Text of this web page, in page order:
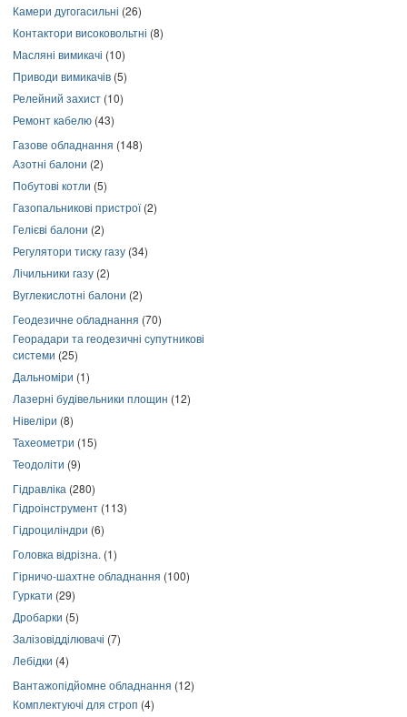
Камери дугогасильні (26)
Контактори високовольтні (8)
Масляні вимикачі (10)
Приводи вимикачів (5)
Релейний захист (10)
Ремонт кабелю (43)
Газове обладнання (148)
Азотні балони (2)
Побутові котли (5)
Газопальникові пристрої(2)
Гелієві балони (2)
Регулятори тиску газу (34)
Лічильники газу (2)
Вуглекислотні балони (2)
Геодезичне обладнання (70)
Георадари та геодезичні супутникові
системи (25)
Дальноміри (1)
Лазерні будівельники площин (12)
Нівеліри (8)
Тахеометри (15)
Теодоліти (9)
Гідравліка (280)
Гідроінструмент (113)
Гідроциліндри (6)
Головка відрізна. (1)
Гірничо-шахтне обладнання (100)
Гуркати (29)
Дробарки (5)
Залізовідділювачі (7)
Лебідки (4)
Вантажопідйомне обладнання (12)
Комплектуючі для строп (4)